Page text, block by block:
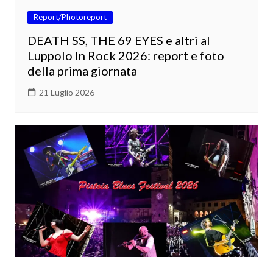
Report/Photoreport
DEATH SS, THE 69 EYES e altri al
Luppolo In Rock 2026: report e foto
della prima giornata
21 Luglio 2026